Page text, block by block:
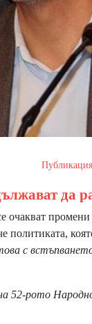
Публикация
да
промени
с
52-рото